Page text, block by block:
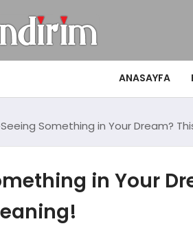
ANASAYFA
Seeing Something in Your Dream?
in Your